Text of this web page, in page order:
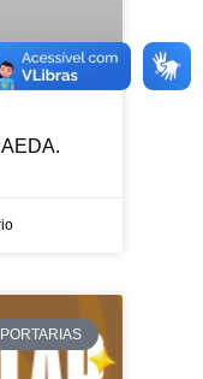
PORTARIAS